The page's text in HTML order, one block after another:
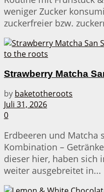
weniger Zucker
zuckerfreier bzw.
Strawberry Matcha
by baketotheroots
Juli 31, 2026
0
Erdbeeren und Matcha
Kombination –
dieser hier, haben sich
weiter ausgebreitet in...